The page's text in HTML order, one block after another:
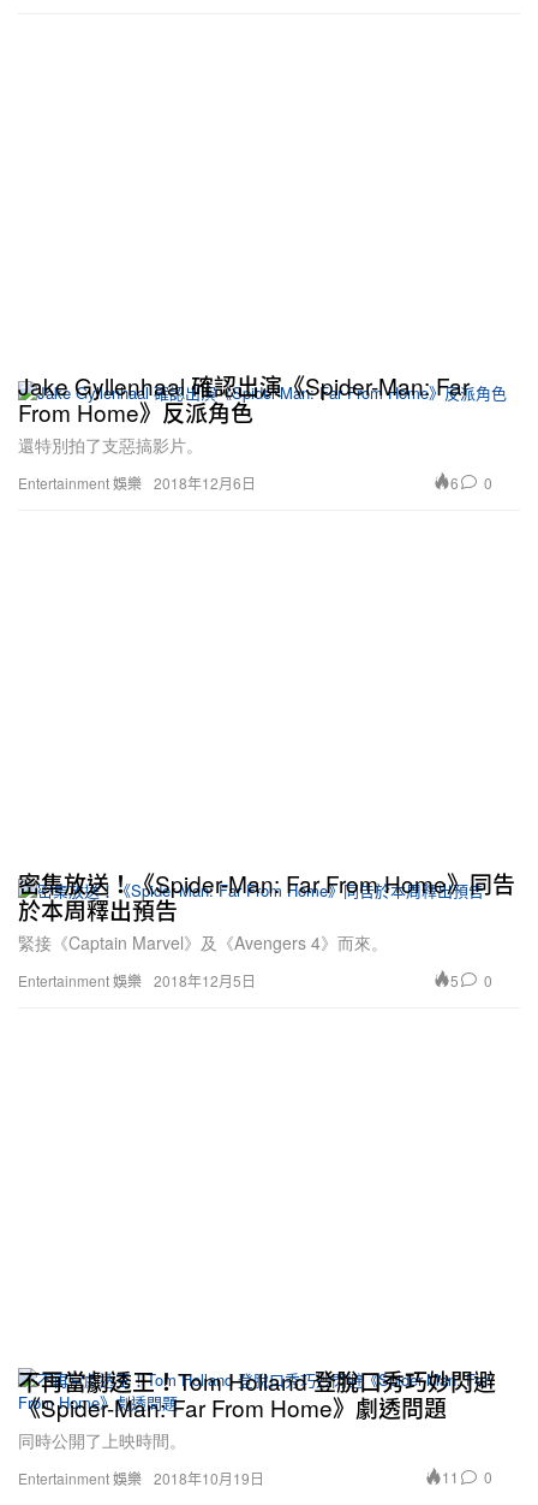
Entertainment 娛樂
Jake Gyllenhaal 確認出演《Spider-Man: Far
From Home》反派角色
還特別拍了支惡搞影片。
2018年12月6日 6 0
Entertainment 娛樂
密集放送！《Spider-Man: Far From Home》同告
於本周釋出預告
緊接《Captain Marvel》及《Avengers 4》而來。
2018年12月5日 5 0
Entertainment 娛樂
不再當劇透王！Tom Holland 登脫口秀巧妙閃避
《Spider-Man: Far From Home》劇透問題
同時公開了上映時間。
2018年10月19日 11 0